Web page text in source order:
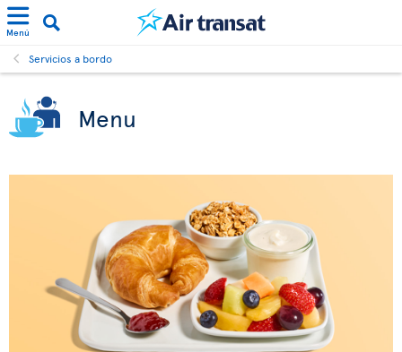
Menú
Servicios a bordo
Menu